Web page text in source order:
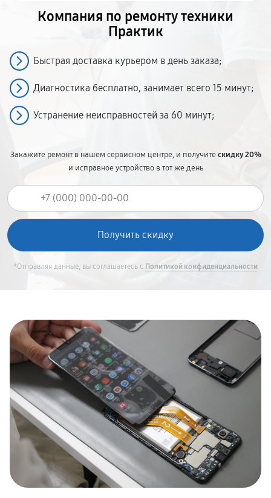
Компания по ремонтутехники
Практик
Быстрая доставка курьером в день заказа;
Диагностика бесплатно, занимает всего 15 минут;
Устранение неисправностей за 60 минут;
Закажите ремонт в нашем сервисном центре, и получитескидку 20%
и исправное устройство в тот же день
*Отправляя данные, вы соглашаетесь с Политикой конфиденциальности